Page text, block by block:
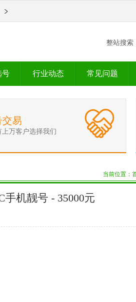
整站搜索
号 行业动态 常见问题
交易
上万客户选择我们
当前位置：
机靓号 - 35000元